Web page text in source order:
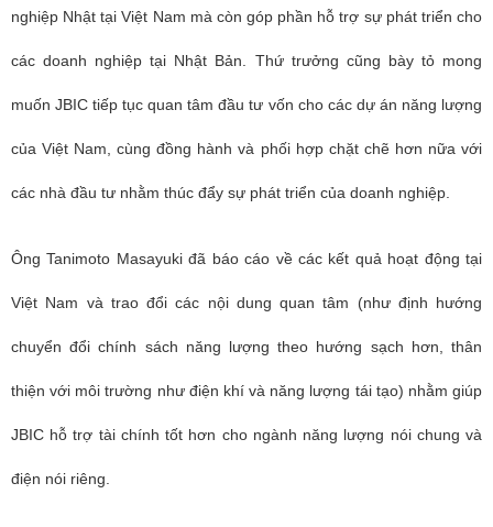
nghiệp Nhật tại Việt Nam mà còn góp phần hỗ trợ sự phát triển cho
các doanh nghiệp tại Nhật Bản. Thứ trưởng cũng bày tỏ mong
muốn JBIC tiếp tục quan tâm đầu tư vốn cho các dự án năng lượng
của Việt Nam, cùng đồng hành và phối hợp chặt chẽ hơn nữa với
các nhà đầu tư nhằm thúc đẩy sự phát triển của doanh nghiệp.
Ông Tanimoto Masayuki đã báo cáo về các kết quả hoạt động tại
Việt Nam và trao đổi các nội dung quan tâm (như định hướng
chuyển đổi chính sách năng lượng theo hướng sạch hơn, thân
thiện với môi trường như điện khí và năng lượng tái tạo) nhằm giúp
JBIC hỗ trợ tài chính tốt hơn cho ngành năng lượng nói chung và
điện nói riêng.